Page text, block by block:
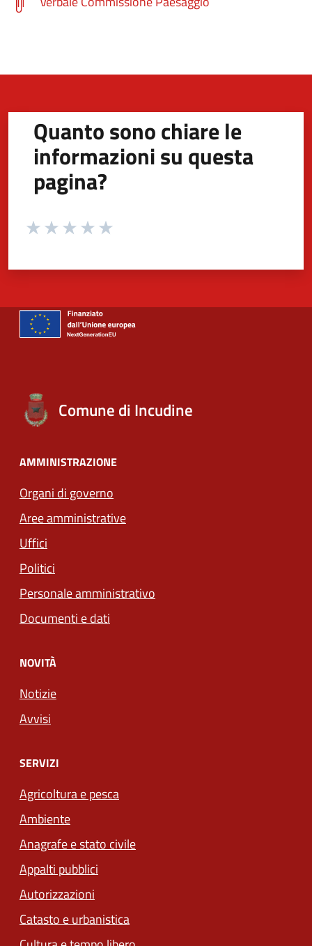
Quanto sono chiare le
informazioni su questa
pagina?
Valuta da 1 a 5 stelle la pagina
Comune di Incudine
AMMINISTRAZIONE
Organi di governo
Aree amministrative
Uffici
Politici
Personale amministrativo
Documenti e dati
NOVITÀ
Notizie
Avvisi
SERVIZI
Agricoltura e pesca
Ambiente
Anagrafe e stato civile
Appalti pubblici
Autorizzazioni
Catasto e urbanistica